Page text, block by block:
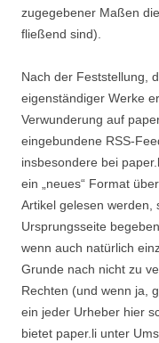
zugegebener Maßen
fließend sind).
Nach der Feststellung,
eigenständiger Werke
Verwunderung auf
eingebundene RSS-
insbesondere bei
ein „neues“ Format
Artikel gelesen werden,
Ursprungsseite
wenn auch natürlich
Grunde nach nicht zu
Rechten (und wenn ja,
ein jeder Urheber hier
bietet paper.li unter